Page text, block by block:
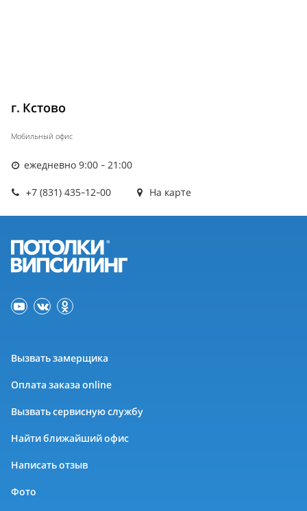
г. Кстово
Мобильный офис
ежедневно 9:00 - 21:00
+7 (831) 435-12-00 На карте
Вызвать замерщика
Оплата заказа online
Вызвать сервисную службу
Найти ближайший офис
Написать отзыв
Фото